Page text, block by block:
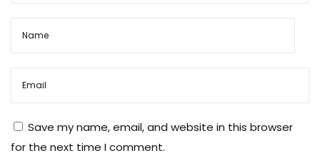
Save my name, email, and website in this browser
for the next time I comment.